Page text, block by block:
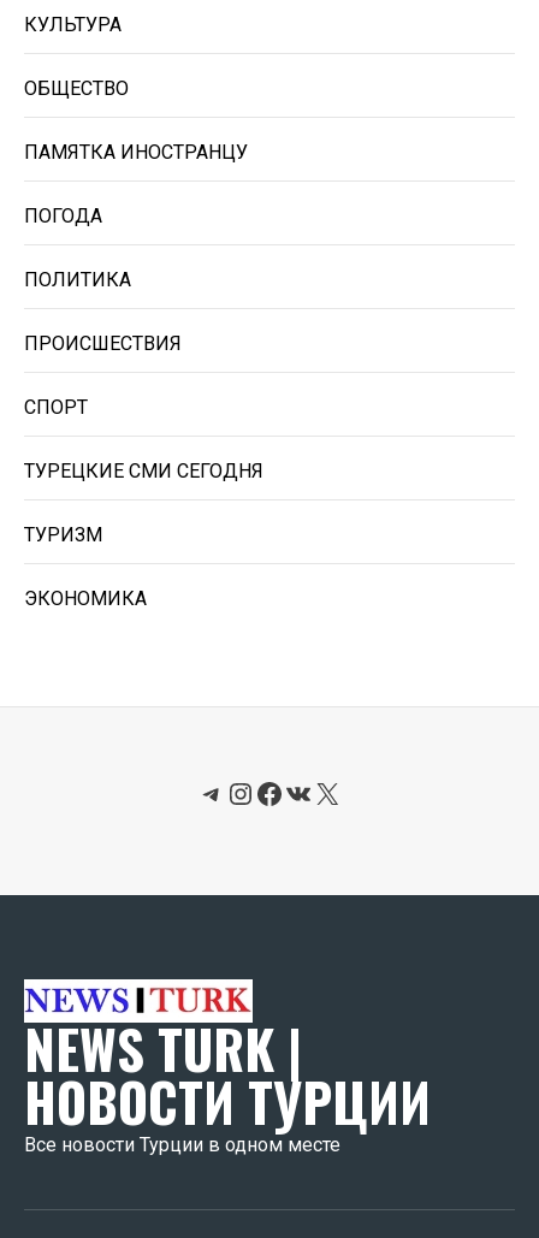
КУЛЬТУРА
ОБЩЕСТВО
ПАМЯТКА ИНОСТРАНЦУ
ПОГОДА
ПОЛИТИКА
ПРОИСШЕСТВИЯ
СПОРТ
ТУРЕЦКИЕ СМИ СЕГОДНЯ
ТУРИЗМ
ЭКОНОМИКА
Telegram
Instagram
Facebook
ВКонтакте
X
NEWS TURK |
НОВОСТИ ТУРЦИИ
Все новости Турции в одном месте